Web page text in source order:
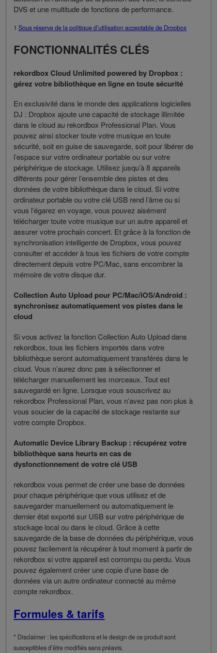
DVS et une multitude de fonctions de performance.
1 Sous réserve de la politique d’utilisation acceptable de Dropbox
FONCTIONNALITÉS CLÉS
rekordbox Cloud Unlimited powered by Dropbox :
gérez votre bibliothèque en ligne en toute sécurité
En exclusivité dans le monde des applications logicielles
DJ : Dropbox ajoute une capacité de stockage illimitée
dans le cloud au rekordbox Professional Plan. Vous
pouvez ainsi stocker toute votre musique en toute
sécurité, soit en guise de sauvegarde, soit pour libérer de
l’espace sur votre ordinateur portable ou sur votre
périphérique de stockage. Utilisez jusqu’à 8 appareils
différents pour gérer l’ensemble des pistes et des
données de votre bibliothèque dans le cloud. Si votre
ordinateur portable ou votre clé USB rend l’âme ou si
vous l’égarez en voyage, vous pouvez aisément
télécharger toute votre musique sur un autre appareil et
assurer votre prochain concert. Et grâce à la fonction de
synchronisation intelligente de Dropbox, vous pouvez
consulter et accéder à tous les fichiers de votre compte
directement depuis votre PC/Mac, sans encombrer la
mémoire de votre disque dur.
Collection Auto Upload pour PC/Mac/iOS/Android :
synchronisez automatiquement vos pistes dans le
cloud
Si vous activez la fonction Collection Auto Upload dans
rekordbox, tous les fichiers importés dans votre
bibliothèque seront automatiquement transférés dans le
cloud. Vous n’aurez donc pas à sélectionner et
télécharger manuellement les morceaux. Tout est
sauvegardé en ligne. Lorsque vous souscrivez au
rekordbox Professional Plan, vous n’avez pas non plus à
vous soucier de la capacité de stockage restante sur
votre compte Dropbox.
Automatic Device Library Backup : récupérez votre
bibliothèque sans heurts en cas de
dysfonctionnement de votre clé USB
rekordbox vous permet de créer une base de données
pour chaque périphérique que vous utilisez et de
sauvegarder manuellement ou automatiquement le
dernier état exporté sur USB sur votre périphérique de
stockage local ou dans le cloud. Grâce à cette
sauvegarde de la base de données du périphérique, vous
pouvez facilement la récupérer à tout moment à partir de
rekordbox si votre appareil est corrompu ou perdu. Vous
pouvez également créer une copie d’une base de
données via un autre ordinateur connecté au même
compte rekordbox.
Formules & tarifs
* Disclaimer : les spécifications et le design de ce produit sont
susceptibles d’être modifiés sans préavis.